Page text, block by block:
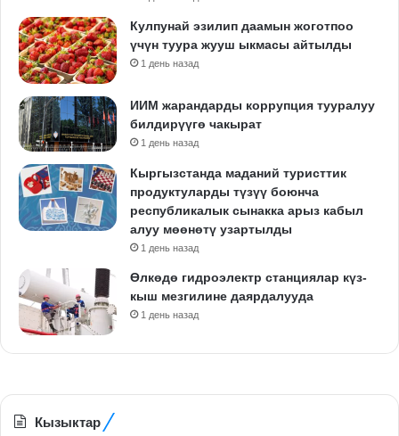
Кулпунай эзилип даамын жоготпоо
үчүн туура жууш ыкмасы айтылды
1 день назад
ИИМ жарандарды коррупция тууралуу
билдирүүгө чакырат
1 день назад
Кыргызстанда маданий туристтик
продуктуларды түзүү боюнча
республикалык сынакка арыз кабыл
алуу мөөнөтү узартылды
1 день назад
Өлкөдө гидроэлектр станциялар күз-
кыш мезгилине даярдалууда
1 день назад
Кызыктар